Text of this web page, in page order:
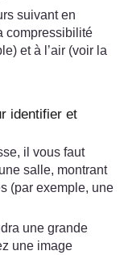
suivant en
compressibilité
et à l’air (voir la
identifier et
il vous faut
salle, montrant
(par exemple, une
une grande
une image